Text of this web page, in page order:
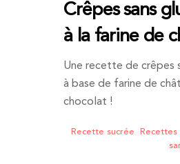
Crêpes sans
à la farine de
Une recette de crêpes
à base de farine de
chocolat !
Recette sucrée